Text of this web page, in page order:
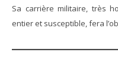
Sa carrière militaire, très
entier et susceptible, fera